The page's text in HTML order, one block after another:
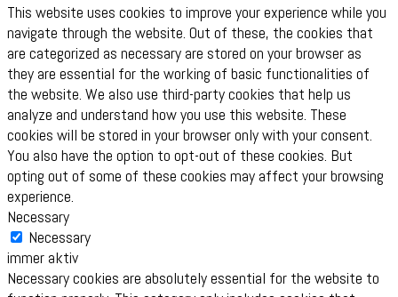
This website uses cookies to improve your experience while you
navigate through the website. Out of these, the cookies that
are categorized as necessary are stored on your browser as
they are essential for the working of basic functionalities of
the website. We also use third-party cookies that help us
analyze and understand how you use this website. These
cookies will be stored in your browser only with your consent.
You also have the option to opt-out of these cookies. But
opting out of some of these cookies may affect your browsing
experience.
Necessary
Necessary
immer aktiv
Necessary cookies are absolutely essential for the website to